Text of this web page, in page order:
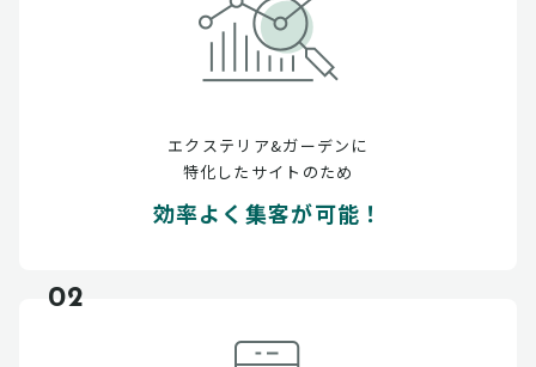
エクステリア&ガーデンに
特化したサイトのため
効率よく集客が可能！
02